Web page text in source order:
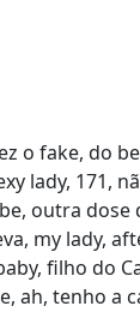
o fake, do
lady, 171,
outra dose
my lady,
filho do
ah, tenho a